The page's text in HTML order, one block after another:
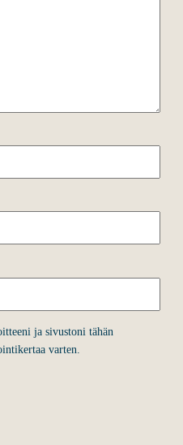
ja sivustoni tähän
varten.